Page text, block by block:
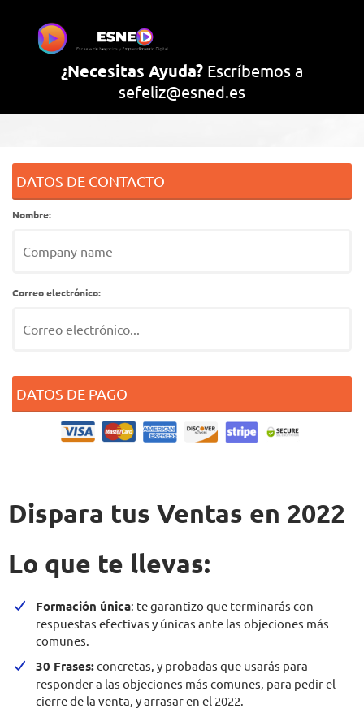
¿Necesitas Ayuda? Escríbemos a
sefeliz@esned.es
DATOS DE CONTACTO
Nombre:
Correo electrónico:
DATOS DE PAGO
Dispara tus Ventas en 2022
Lo que te llevas:
Formación única: te garantizo que terminarás con
respuestas efectivas y únicas ante las objeciones más
comunes.
30 Frases:concretas, y probadas que usarás para
responder a las objeciones más comunes, para pedir el
cierre de la venta, y arrasar en el 2022.